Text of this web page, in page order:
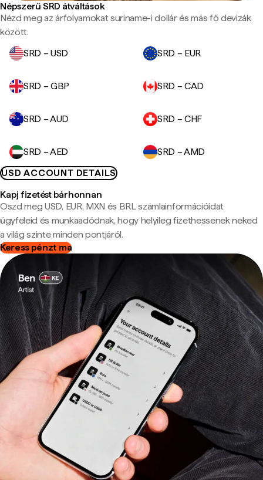
Népszerű SRD átváltások
Nézd meg az árfolyamokat suriname-i dollár és más fő devizák
között.
SRD – USD
SRD – EUR
SRD – GBP SRD – CAD
SRD – AUD SRD – CHF
SRD – AED
SRD – AMD
USD ACCOUNT DETAILS
Kapj fizetést bárhonnan
Oszd meg USD, EUR, MXN és BRL számlainformációidat
ügyfeleid és munkaadódnak, hogy helyileg fizethessenek neked
a világ szinte minden pontjáról.
Keress pénzt ma